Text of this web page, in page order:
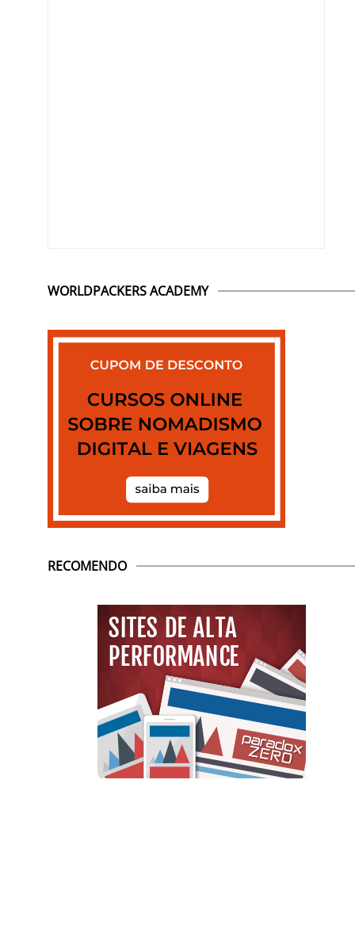
WORLDPACKERS ACADEMY
RECOMENDO